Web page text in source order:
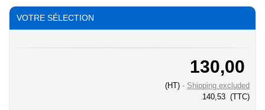
VOTRE SÉLECTION
130,00
(HT)
Shipping excluded
140,53 (TTC)